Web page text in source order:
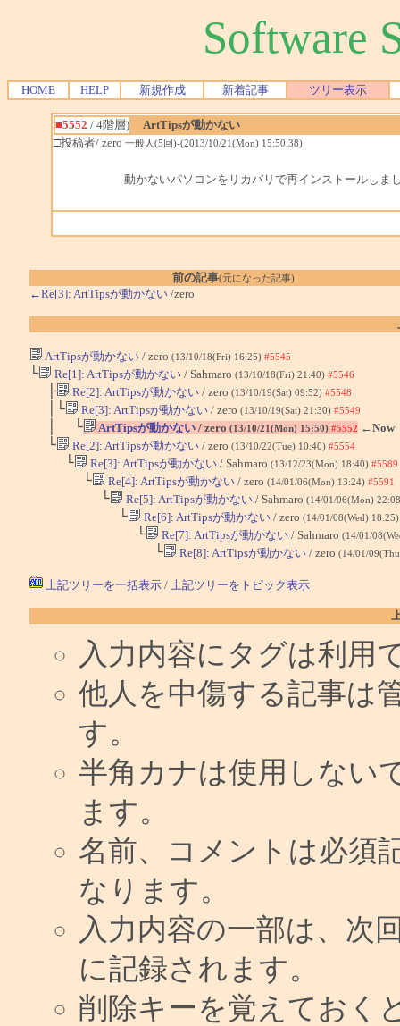
Software
HOME HELP 新規作成 新着記事 ツリー表示
■5552 / 4階層)
ArtTipsが動かない
□投稿者/ zero 一般人(5回)-(2013/10/21(Mon) 15:50:38)
動かないパソコンをリカバリで再インストールしま
前の記事(元になった記事)
←Re[3]: ArtTipsが動かない/zero
ArtTipsが動かない/ zero (13/10/18(Fri) 16:25) #5545
└ Re[1]: ArtTipsが動かない/ Sahmaro (13/10/18(Fri) 21:40) #5546
├ Re[2]: ArtTipsが動かない/ zero (13/10/19(Sat) 09:52) #5548
│└ Re[3]: ArtTipsが動かない/ zero (13/10/19(Sat) 21:30) #5549
│ └ ArtTipsが動かない/ zero (13/10/21(Mon) 15:50) #5552 ←Now
└ Re[2]: ArtTipsが動かない/ zero (13/10/22(Tue) 10:40) #5554
└ Re[3]: ArtTipsが動かない/ Sahmaro (13/12/23(Mon) 18:40) #5589
└ Re[4]: ArtTipsが動かない/ zero (14/01/06(Mon) 13:24) #5591
└ Re[5]: ArtTipsが動かない/ Sahmaro (14/01/06(Mon)
└ Re[6]: ArtTipsが動かない/ zero (14/01/08(Wed)
└ Re[7]: ArtTipsが動かない/ Sahmaro (14/01/
└ Re[8]: ArtTipsが動かない/ zero (14/01/
上記ツリーを一括表示/ 上記ツリーをトピック表示
入力内容にタグは利用
他人を中傷する記事は
す。
半角カナは使用しない
ます。
名前、コメントは必須
なります。
入力内容の一部は、次
に記録されます。
削除キーを覚えておく